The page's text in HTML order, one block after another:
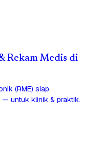
Rekam Medis di
(RME) siap
— untuk klinik & praktik.